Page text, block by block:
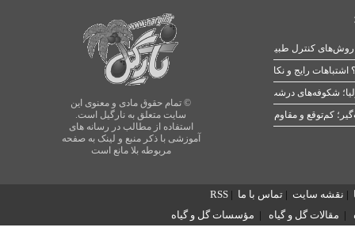
© تمام حقوق مادی و معنوی این
سایت متعلق به نارگیل است.
استفاده از مطالب در رسانه های
آموزشی با ذکر منبع و لینک به صفحه
مربوطه بلا مانع است
رایج و نکات طلایی
شکوفه‌های درشت در بهار
| نقشه سایت | تماس با ما |
RSS
| مقالات گل و گیاه | مؤسسات گل و گیاه